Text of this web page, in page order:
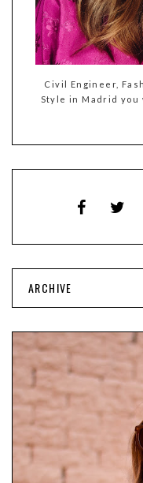
Civil Engineer,
Style in Madrid
ARCHIVE